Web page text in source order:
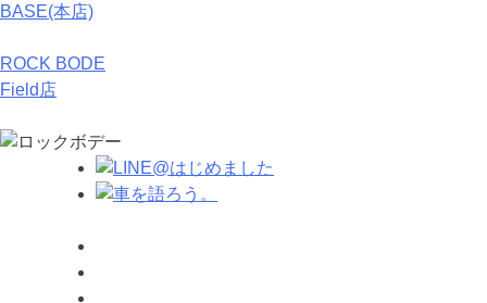
BASE(本店)
ROCK BODE
Field店